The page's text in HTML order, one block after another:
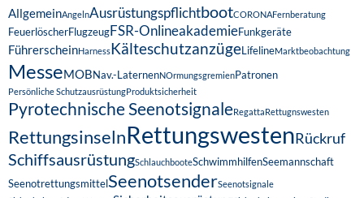
AllgemeinAngelnAusrüstungspflichtbootCORONAFernberatung
FeuerlöscherFlugzeugFSR-OnlineakademieFunkgeräte
FührerscheinHarnessKälteschutzanzügeLifelineMarktbeobachtung
MesseMOBNav.-LaternenNOrmungsgremienPatronen
Persönliche SchutzausrüstungProduktsicherheit
Pyrotechnische SeenotsignaleRegattaRettugnswesten
RettungsinselnRettungswestenRückruf
SchiffsausrüstungSchlauchbooteSchwimmhilfenSeemannschaft
SeenotrettungsmittelSeenotsenderSeenotsignale